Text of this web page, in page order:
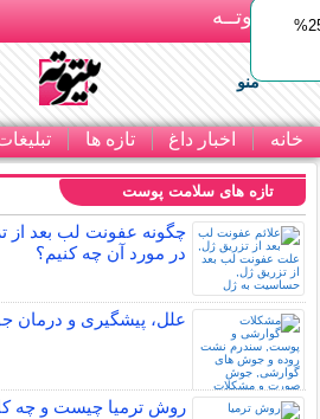
بـیتوتــه
منو
خانه اخبار داغ تازه ها
ایمپلنت اقساطی با ضمانت مادام‌العمر+ 25%
تازه های سلامت پوست
چگونه عفونت لب بعد از
در مورد آن چه کنیم؟
علل، پیشگیری و
روش ترمیا چیست و چه